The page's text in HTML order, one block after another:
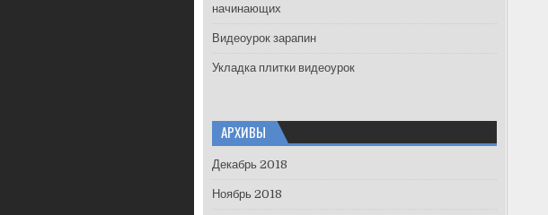
начинающих
Видеоурок зарапин
Укладка плитки видеоурок
АРХИВЫ
Декабрь 2018
Ноябрь 2018